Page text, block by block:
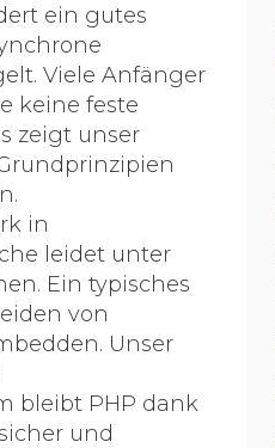
ein gutes
. Viele Anfänger
keine feste
zeigt unser
in
leidet unter
Ein typisches
von
Unser
bleibt PHP dank
und